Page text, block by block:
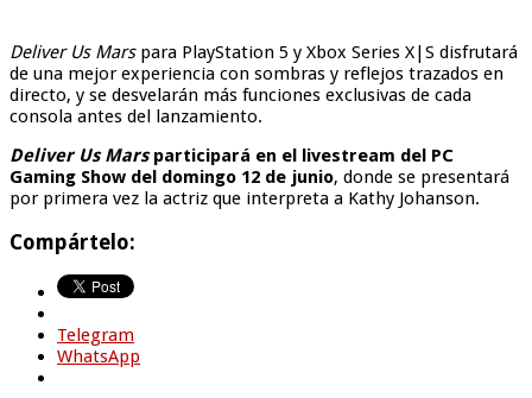
Deliver Us Mars para PlayStation 5 y Xbox Series X|S disfrutará
de una mejor experiencia con sombras y reflejos trazados en
directo, y se desvelarán más funciones exclusivas de cada
consola antes del lanzamiento.
Deliver Us Marsparticipará en el livestream del PC
Gaming Show del domingo 12 de junio, donde se presentará
por primera vez la actriz que interpreta a Kathy Johanson.
Compártelo:
Telegram
WhatsApp